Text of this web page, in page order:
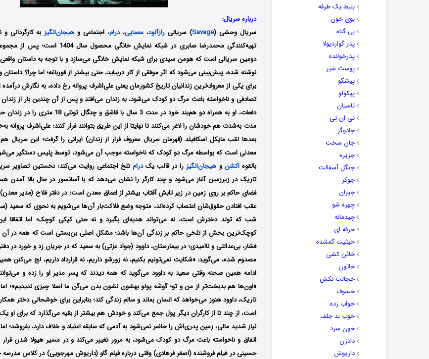
بلیط یک‌‌ طرفه
بوی خون
بی گناه
پدر گواردیولا
پدرخوانده
پوست شیر
پیشگو
پیکولو
تاسیان
تی ان تی
جادوگر
جان سخت
جزیره
جنگل آسفالت
جوکر
جیران
چهره شو
چیدمانه
حرفه ای
حیثیت گمشده
خائن کشی
خاتون
خجالت نکش
خسوف
خواب زده
خوب بد جلف
خون سرد
دادزن
داریوش
درباره سریال:
سریال وحشی (Savage) سریالی رازآلود، معمایی،درام، اجتماعی و هیجان‌انگیز به
دومین سریالی است که هومن سیدی برای شبکه نمایش خانگی می‌سازد و با توجه به داستان
نوشته شده، پیش‌بینی می‌شود که اثر موفقی از کار دربیاید، حتی بیشتر از قورباغه؛ اما چرا؟
برای یکی از معروف‌ترین زندانیان تاریخ کشورمان یعنی علی‌اشرف پروانه رخ داده، به نگارش
تصادفی و ناخواسته باعث مرگ دو کودک می‌شود، به زندان می‌افتد و پس از آن چندین بار از زندان
دفعات، او به همراه دو هم‌بند خود در مدت 3 سال
مدت به‌شدت هم خودشان را لاغر می‌کنند تا نهایتا از این طریق بتوانند فرار کنند؛ علی‌اشرف پروانه
بعدها لقب مایکل اسکافیلد (قهرمان سریال معروف فرار از زندان) ایرانی را گرفت؛ این سریال
معدنی است که بواسطه مرگ دو کودک که ناخواسته موجب آن می‌شود، توسط پلیس دستگیر
بالقوهاکشن و هیجان‌انگیز را در قالب یکدرامتلخ اجتماعی روایت می‌کند؛ نخستین تصاویر
تاریک در زیرزمین آغاز می‌شود و چند کارگر را نشان می‌دهد که با آسانسور در حال بالا آمدن
فضای حاکم بر روی زمین در زیر تابش آفتاب بیشتر از اعماق معدن است؛ در دفتر فلاح (مدیر معدن)
عقب افتادن حقوق‌شان اعتصاب کرده‌اند، متوجه وضع فلاکت‌بار آن‌ها می‌شویم به نحوی‌ که سعید
شب که تولد دخترش است، نه می‌تواند هدیه‌ای بگیرد و نه حتی کیکی کوچک؛ اما اتفاقا
کوچک‌ترین بخش از تلخی حاکم بر زندگی آن‌ها باشد؛ مشکل اصلی بن‌بستی است که همه در آن
فشار، بی‌عدالتی و ناامیدی؛ در بیمارستان، داوود (جواد عزتی) به سعید که در جریان زد و خورد در
مصدوم شده، می‌گوید: «شکایت نمی‌تونیم بکنیم، نه زورشو داریم، نه قرارداد داریم، لج می‌کنن
ادامه همین صحنه وقتی سعید به داوود می‌گوید که همه دیدند که پسر مدیر او را زده و
«اون‌ها هم بدبخت‌تر از من و تو؛ گوشه پولو بهشون نشون بدن می‌گن ما اصلا چیزی ندیدیم»؛ اما
تاریک، داوود هنوز می‌خواهد که انسان بماند و سالم زندگی کند؛ بنابراین برای خوشحالی دختر
است، از چند تا از کارگران دیگر پول جمع می‌کند و خودش هم بیشتر از بقیه می‌گذارد که برای او
نیاز شدید مالی، زمین پدری‌اش را حاضر نمی‌شود به آدمی که سابقه اعتیاد و خلاف دارد، بفروشد؛
اتفاق و ناخواسته باعث مرگ دو کودک می‌شود، به مرور تغییر می‌کند و در مسیر هیولا شدن
حسینی در فیلم فروشنده (اصغر فرهادی) وقتی درباره فیلم گاو (داریوش مهرجویی) در کلاس